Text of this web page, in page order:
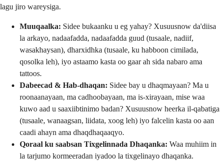
lagu jiro wareysiga.
Muuqaalka: Sidee bukaanku u eg yahay? Xusuusnow da'diisa
la arkayo, nadaafadda, nadaafadda guud (tusaale, nadiif,
wasakhaysan), dharxidhka (tusaale, ku habboon cimilada,
qosolka leh), iyo astaamo kasta oo gaar ah sida nabaro ama
tattoos.
Dabeecad & Hab-dhaqan: Sidee bay u dhaqmayaan? Ma u
roonaanayaan, ma cadhoobayaan, ma is-xirayaan, mise waa
kuwo aad u saaxiibtinimo badan? Xusuusnow heerka il-qabatiga
(tusaale, wanaagsan, liidata, xoog leh) iyo falcelin kasta oo aan
caadi ahayn ama dhaqdhaqaaqyo.
Qoraal ku saabsan Tixgelinnada Dhaqanka: Waa muhiim in
la tarjumo kormeeradan iyadoo la tixgelinayo dhaqanka.